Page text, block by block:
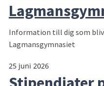
Information till dig som
Lagmansgymnasiet
25 juni 2026